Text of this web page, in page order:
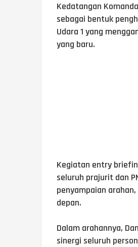
Kedatangan
sebagai bentuk
Udara 1 yang
yang baru.
Kegiatan entry
seluruh prajurit dan
penyampaian
depan.
Dalam arahannya,
sinergi seluruh